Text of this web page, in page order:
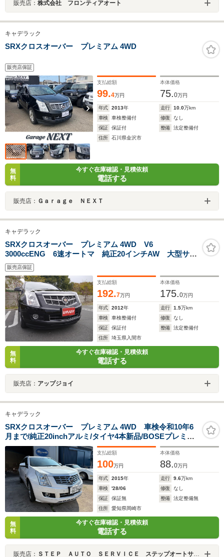
販売店： 株式会社 フロンティアオート
キャデラック
SRXクロスオーバー プレミアム 4WD
販売店保証
支払総額
99.4万円
本体価格
75.0万円
年式 2013年 走行 10.0万km
車検
車検整備付 修復
なし
保証
保証付 整備
法定整備付
住所
石川県金沢市
無
料
今すぐ在庫確認・見積依頼
電話する
販売店： Ｇａｒａｇｅ ＮＥＸＴ
キャデラック
SRXクロスオーバー プレミアム 4WD V6
3000ccENG 6速オートマ 純正20インチAW 大型サン
ルーフ ウッドコンビハンドル ブラックレザーシー
ト パワーシート ベンチレーター スマートキー リ
アモニター 記録簿 スペアキー
販売店保証
支払総額
192.7万円
本体価格
175.0万円
年式 2012年 走行 1.5万km
車検
車検整備付 修復
なし
保証
保証付 整備
法定整備付
住所
埼玉県入間市
無
料
今すぐ在庫確認・見積依頼
電話する
販売店： アップジョイ
キャデラック
SRXクロスオーバー プレミアム 4WD 車検令和10年6
月まで/純正20inchアルミ/タイヤ4本新品/BOSEプレミア
ム8スピーカー/リヤモニター/全席シートヒーター/ステア
リングヒーター/前席ベンチレーション/パワーバックドア/
サンルーフ/S&Bカメラ/ETC
支払総額
100万円
本体価格
88.0万円
年式 2015年 走行 9.6万km
車検
'28/06 修復
なし
保証
保証無 整備
法定整備無
住所
愛知県岡崎市
無
料
今すぐ在庫確認・見積依頼
電話する
販売店： ＳＴＥＰ ＡＵＴＯ ＳＥＲＶＩＣＥ ステップオートサービス